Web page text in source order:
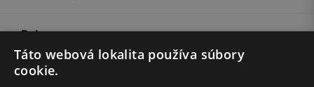
Pokyny
Táto webová lokalita používa súbory
cookie.